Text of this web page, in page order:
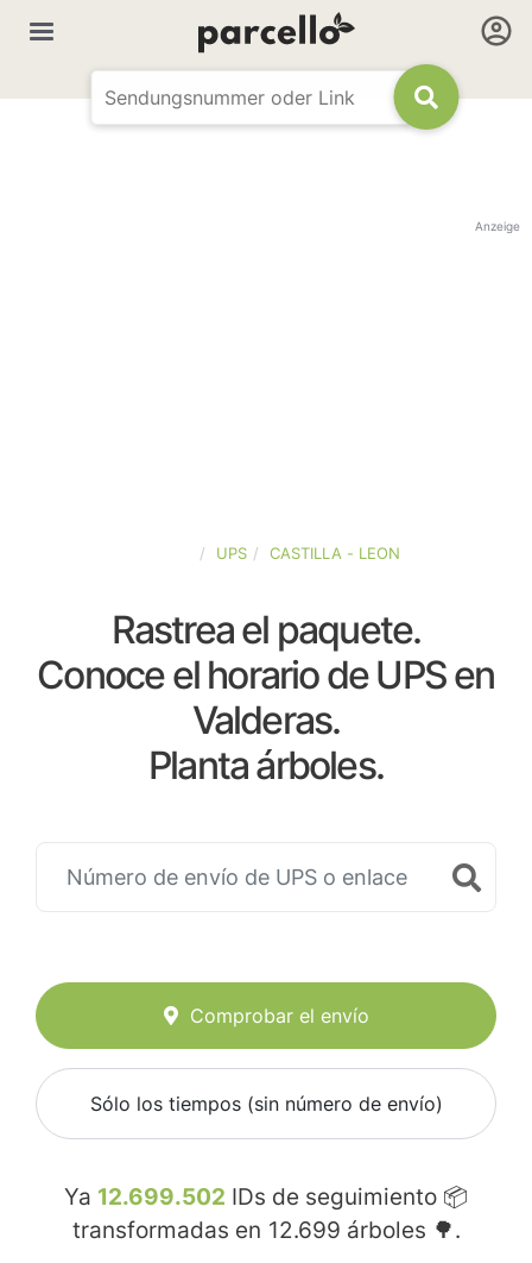
Anzeige
UPS CASTILLA - LEON
Rastrea el paquete.
Conoce el horario de UPS en
Valderas.
Planta árboles.
Comprobar el envío
Sólo los tiempos (sin número de envío)
Ya 12.699.502 IDs de seguimiento 📦
transformadas en 12.699 árboles 🌳.